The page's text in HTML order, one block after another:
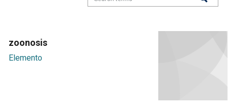
zoonosis
Elemento